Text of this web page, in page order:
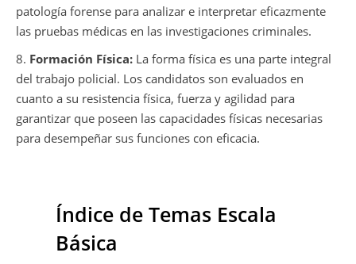
patología forense para analizar e interpretar eficazmente
las pruebas médicas en las investigaciones criminales.
8. Formación Física: La forma física es una parte integral
del trabajo policial. Los candidatos son evaluados en
cuanto a su resistencia física, fuerza y agilidad para
garantizar que poseen las capacidades físicas necesarias
para desempeñar sus funciones con eficacia.
Índice de Temas Escala
Básica